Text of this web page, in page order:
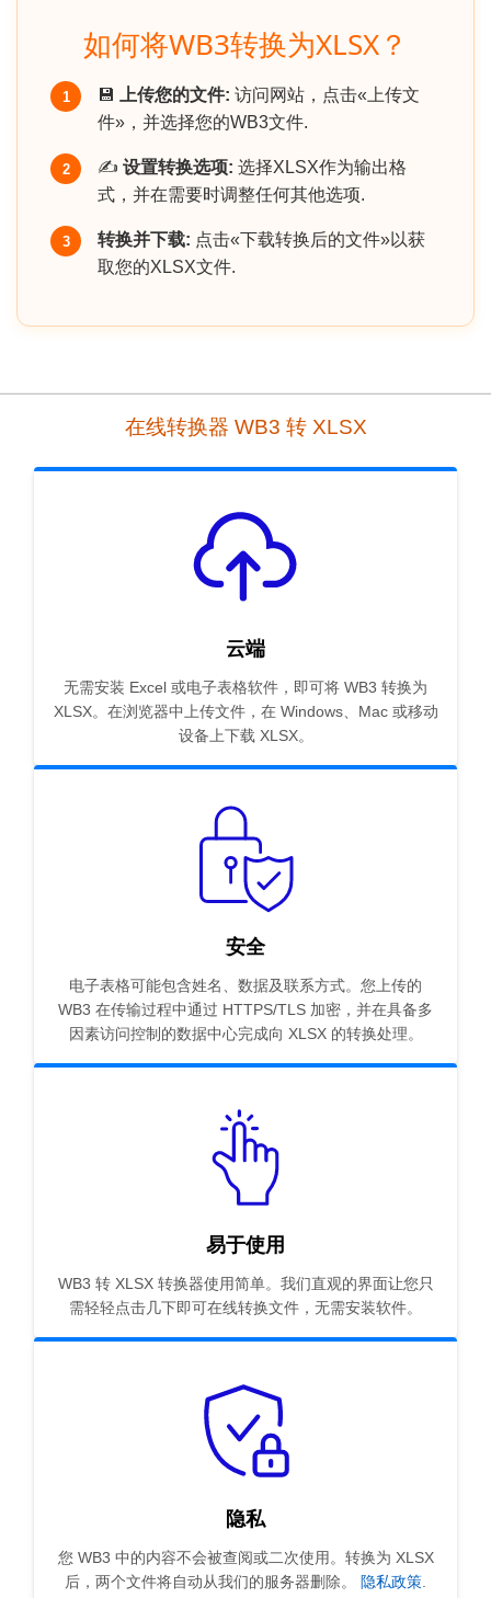
如何将WB3转换为XLSX？
1 💾 上传您的文件: 访问网站，点击«上传文
件»，并选择您的WB3文件.
2 ✍️ 设置转换选项: 选择XLSX作为输出格
式，并在需要时调整任何其他选项.
3 转换并下载: 点击«下载转换后的文件»以获
取您的XLSX文件.
在线转换器 WB3 转 XLSX
云端
无需安装 Excel 或电子表格软件，即可将 WB3 转换为
XLSX。在浏览器中上传文件，在 Windows、Mac 或移动
设备上下载 XLSX。
安全
电子表格可能包含姓名、数据及联系方式。您上传的
WB3 在传输过程中通过 HTTPS/TLS 加密，并在具备多
因素访问控制的数据中心完成向 XLSX 的转换处理。
易于使用
WB3 转 XLSX 转换器使用简单。我们直观的界面让您只
需轻轻点击几下即可在线转换文件，无需安装软件。
隐私
您 WB3 中的内容不会被查阅或二次使用。转换为 XLSX
后，两个文件将自动从我们的服务器删除。
隐私政策.